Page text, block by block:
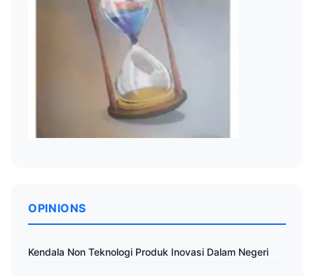
OPINIONS
Kendala Non Teknologi Produk Inovasi Dalam Negeri